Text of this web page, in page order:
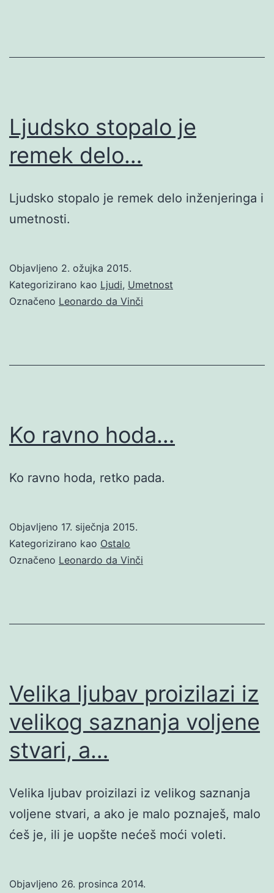
Ljudsko stopalo je
remek delo…
Ljudsko stopalo je remek delo inženjeringa i
umetnosti.
Objavljeno 2. ožujka 2015.
Kategorizirano kao Ljudi, Umetnost
Označeno Leonardo da Vinči
Ko ravno hoda…
Ko ravno hoda, retko pada.
Objavljeno 17. siječnja 2015.
Kategorizirano kao Ostalo
Označeno Leonardo da Vinči
Velika ljubav proizilazi iz
velikog saznanja voljene
stvari, a…
Velika ljubav proizilazi iz velikog saznanja
voljene stvari, a ako je malo poznaješ, malo
ćeš je, ili je uopšte nećeš moći voleti.
Objavljeno 26. prosinca 2014.